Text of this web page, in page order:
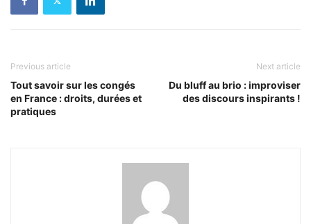
Previous article
Tout savoir sur les congés
en France : droits, durées et
pratiques
Next article
Du bluff au brio : improviser
des discours inspirants !